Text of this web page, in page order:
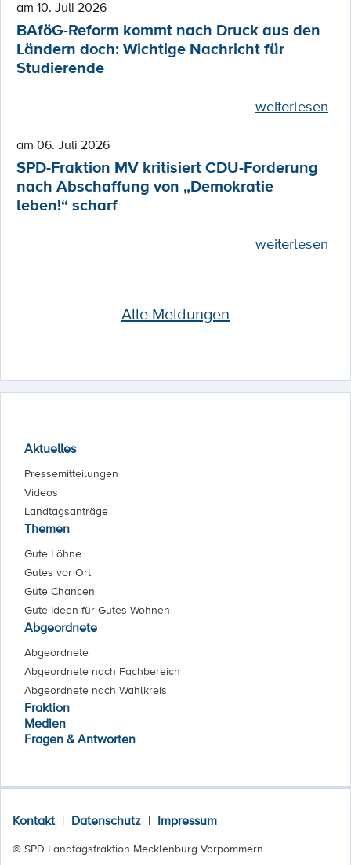
am 10. Juli 2026
BAföG-Reform kommt nach Druck aus den
Ländern doch: Wichtige Nachricht für
Studierende
weiterlesen
am 06. Juli 2026
SPD-Fraktion MV kritisiert CDU-Forderung
nach Abschaffung von „Demokratie
leben!“ scharf
weiterlesen
Alle Meldungen
Aktuelles
Pressemitteilungen
Videos
Landtagsanträge
Themen
Gute Löhne
Gutes vor Ort
Gute Chancen
Gute Ideen für Gutes Wohnen
Abgeordnete
Abgeordnete
Abgeordnete nach Fachbereich
Abgeordnete nach Wahlkreis
Fraktion
Medien
Fragen & Antworten
Kontakt | Datenschutz | Impressum
© SPD Landtagsfraktion Mecklenburg Vorpommern